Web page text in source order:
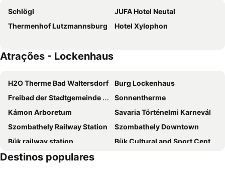
Schlögl
JUFA Hotel Neutal
Thermenhof Lutzmannsburg
Hotel Xylophon
Atrações - Lockenhaus
H2O Therme Bad Waltersdorf
Burg Lockenhaus
Freibad der Stadtgemeinde Oberpullendorf
Sonnentherme
Kámon Arboretum
Savaria Történelmi Karnevál
Szombathely Railway Station
Szombathely Downtown
Bük railway station
Bük Cultural and Sport Center
Jungle Indoor Playland
Destinos populares